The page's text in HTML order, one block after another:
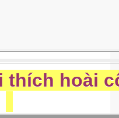
thích hoài